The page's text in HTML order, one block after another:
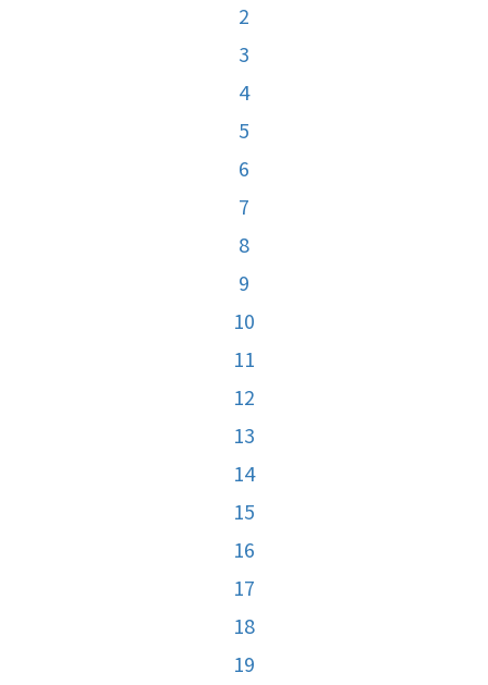
2
3
4
5
6
7
8
9
10
11
12
13
14
15
16
17
18
19